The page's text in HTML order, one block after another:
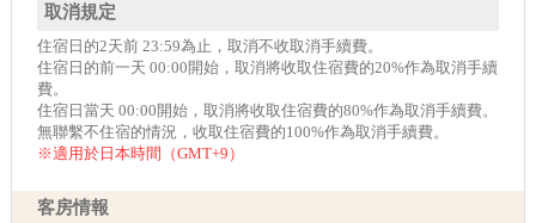
取消規定
住宿日的2天前 23:59為止，取消不收取消手續費。
住宿日的前一天 00:00開始，取消將收取住宿費的20%作為取消手續
費。
住宿日當天 00:00開始，取消將收取住宿費的80%作為取消手續費。
無聯繫不住宿的情況，收取住宿費的100%作為取消手續費。
※適用於日本時間（GMT+9）
客房情報